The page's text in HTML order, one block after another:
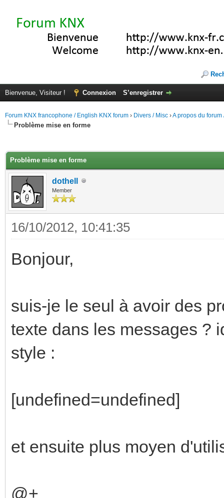
Bienvenue, Visiteur ! Connexion S’enregistrer
Forum KNX francophone / English KNX forum › Divers / Misc ›A propos du forum
Problème mise en forme
Problème mise en forme
dothell
Member
16/10/2012, 10:41:35
Bonjour,
suis-je le seul à avoir des
texte dans les messages ?
style :
[undefined=undefined]
et ensuite plus moyen
@+